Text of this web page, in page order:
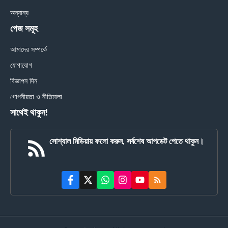
অন্যান্য
পেজ সমূহ
আমাদের সম্পর্কে
যোগাযোগ
বিজ্ঞাপন দিন
গোপনীয়তা ও নীতিমালা
সাথেই থাকুন!
সোশ্যাল মিডিয়ায় ফলো করুন, সর্বশেষ আপডেট পেতে থাকুন।